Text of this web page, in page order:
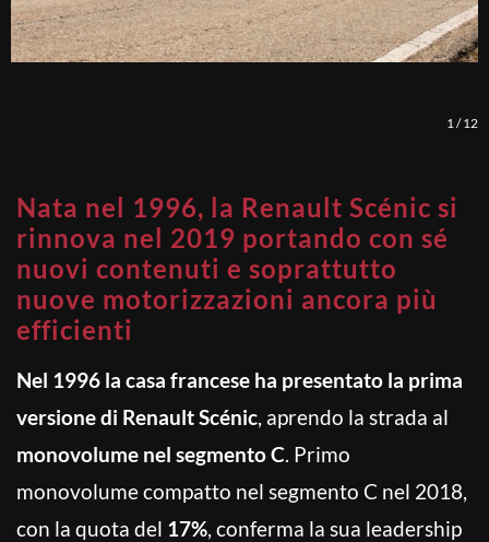
1 /12
Nata nel 1996, la Renault Scénic si
rinnova nel 2019 portando con sé
nuovi contenuti e soprattutto
nuove motorizzazioni ancora più
efficienti
Nel 1996 la casa francese ha presentato la prima
versione di Renault Scénic, aprendo la strada al
monovolume nel segmento C. Primo
monovolume compatto nel segmento C nel 2018,
con la quota del 17%, conferma la sua leadership